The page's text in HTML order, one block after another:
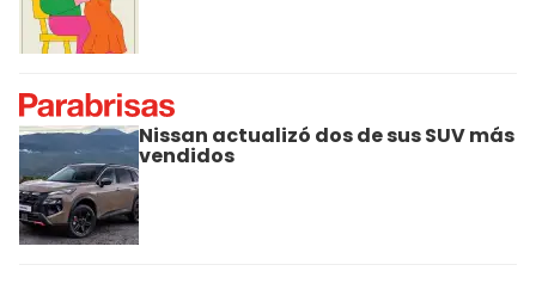
Nissan actualizó dos de sus SUV más
vendidos